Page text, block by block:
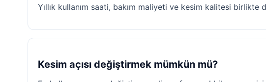
Yıllık kullanım saati, bakım maliyeti ve kesim kalitesi birlikte
Kesim açısı değiştirmek mümkün mü?